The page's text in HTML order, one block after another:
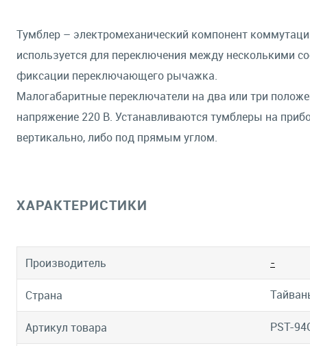
Тумблер – электромеханический компонент
используется для переключения между несколькими
фиксации переключающего рычажка.
Малогабаритные переключатели на два или три
напряжение 220 В. Устанавливаются тумблеры на
вертикально, либо под прямым углом.
ХАРАКТЕРИСТИКИ
Производитель -
Страна
Артикул товара PST-